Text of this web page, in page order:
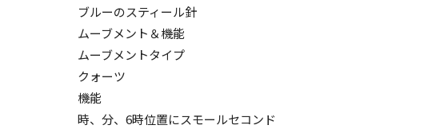
ブルーのスティール針
ムーブメント＆機能
ムーブメントタイプ
クォーツ
機能
時、分、6時位置にスモールセコンド